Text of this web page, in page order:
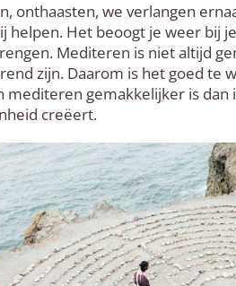
onthaasten, we verlangen
helpen. Het beoogt je weer bij
Mediteren is niet altijd
zijn. Daarom is het goed te
mediteren gemakkelijker is
creëert.